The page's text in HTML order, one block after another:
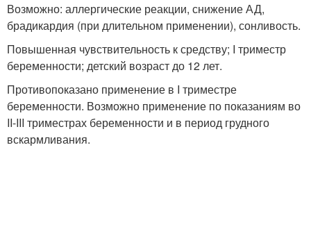
Возможно: аллергические реакции, снижение АД,
брадикардия (при длительном применении), сонливость.
Повышенная чувствительность к средству; I триместр
беременности; детский возраст до 12 лет.
Противопоказано применение в I триместре
беременности. Возможно применение по показаниям во
II-III триместрах беременности и в период грудного
вскармливания.